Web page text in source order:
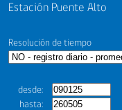
Estación Puente Alto
Resolución de tiempo
desde
hasta